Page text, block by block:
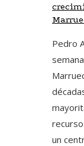
Pedro
un